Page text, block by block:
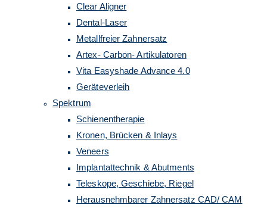
Clear Aligner
Dental-Laser
Metallfreier Zahnersatz
Artex- Carbon- Artikulatoren
Vita Easyshade Advance 4.0
Geräteverleih
Spektrum
Schienentherapie
Kronen, Brücken & Inlays
Veneers
Implantattechnik & Abutments
Teleskope, Geschiebe, Riegel
Herausnehmbarer Zahnersatz CAD/ CAM